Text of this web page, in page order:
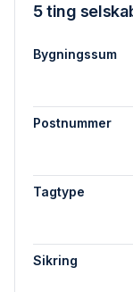
5 ting
Bygningssum
Postnummer
Tagtype
Sikring